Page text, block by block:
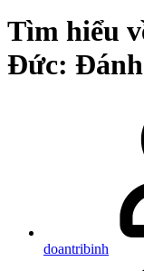
Tìm hiểu
Đức:
doantribinh